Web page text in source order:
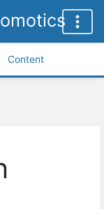
Content